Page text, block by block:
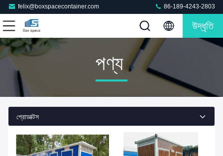
felix@boxspacecontainer.com 86-189-4243-2803
উদ্ধৃতি
পণ্য
প্রোডাক্টস